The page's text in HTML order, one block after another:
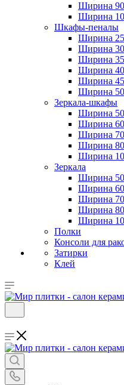
Ширина
Ширина
Шкафы-пеналы
Ширина
Ширина
Ширина
Ширина
Ширина
Ширина
Зеркала-шкафы
Ширина
Ширина
Ширина
Ширина
Ширина
Зеркала
Ширина
Ширина
Ширина
Ширина
Ширина
Полки
Консоли для
Затирки
Клей